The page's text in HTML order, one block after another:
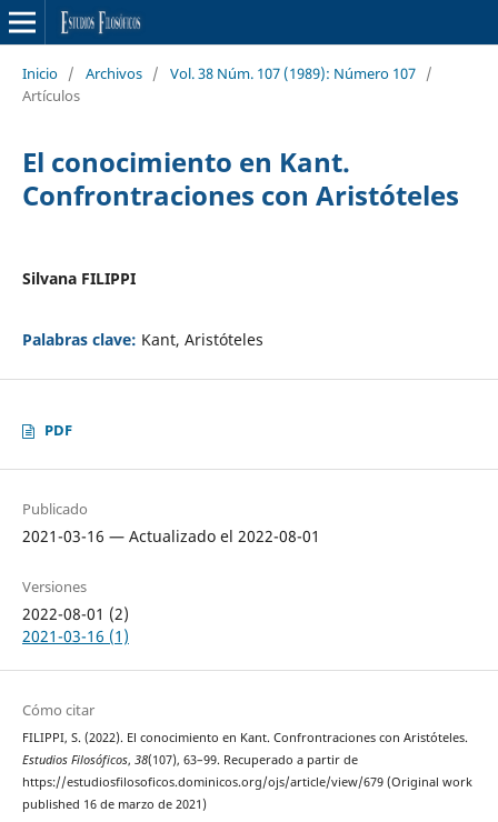
Inicio / Archivos / Vol. 38 Núm. 107 (1989): Número 107 /
Artículos
El conocimiento en Kant.
Confrontraciones con Aristóteles
Silvana FILIPPI
Palabras clave: Kant, Aristóteles
PDF
Publicado
2021-03-16 — Actualizado el 2022-08-01
Versiones
2022-08-01 (2)
2021-03-16 (1)
Cómo citar
FILIPPI, S. (2022). El conocimiento en Kant. Confrontraciones con Aristóteles.
Estudios Filosóficos, 38(107), 63–99. Recuperado a partir de
https://estudiosfilosoficos.dominicos.org/ojs/article/view/679 (Original work
published 16 de marzo de 2021)